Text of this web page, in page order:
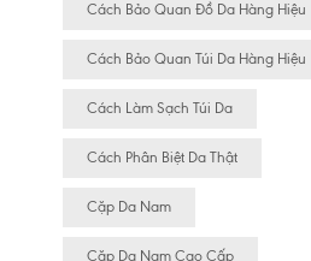
Cách Bảo Quan Đồ Da Hàng Hiệu
Cách Bảo Quan Túi Da Hàng Hiệu
Cách Làm Sạch Túi Da
Cách Phân Biệt Da Thật
Cặp Da Nam
Cặp Da Nam Cao Cấp